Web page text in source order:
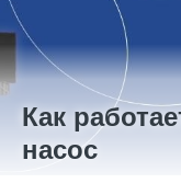
Как
насос